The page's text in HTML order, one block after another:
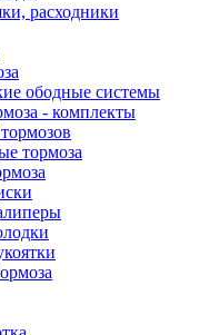
расходники
ободные системы
- комплекты
тормоза